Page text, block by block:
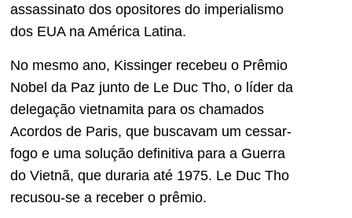
assassinato dos opositores do imperialismo
dos EUA na América Latina.
No mesmo ano, Kissinger recebeu o Prêmio
Nobel da Paz junto de Le Duc Tho, o líder da
delegação vietnamita para os chamados
Acordos de Paris, que buscavam um cessar-
fogo e uma solução definitiva para a Guerra
do Vietnã, que duraria até 1975. Le Duc Tho
recusou-se a receber o prêmio.